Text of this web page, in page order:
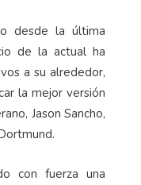
desde la última
de la actual ha
a su alrededor,
la mejor versión
Jason Sancho,
con fuerza una